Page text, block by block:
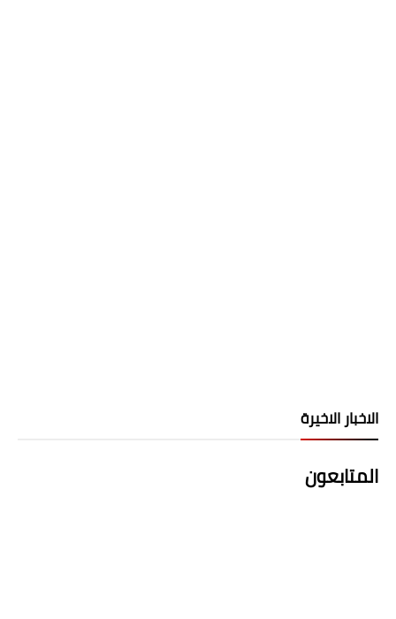
الاخبار الاخيرة
المتابعون